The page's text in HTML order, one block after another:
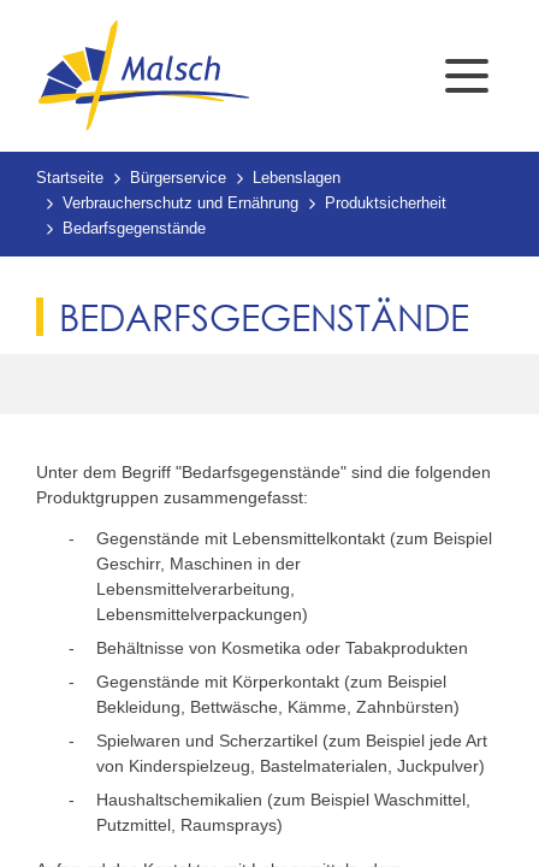
Startseite Bürgerservice
Lebenslagen
Verbraucherschutz und Ernährung
Produktsicherheit
Bedarfsgegenstände
BEDARFSGEGENSTÄNDE
Unter dem Begriff "Bedarfsgegenstände" sind die folgenden
Produktgruppen zusammengefasst:
Gegenstände mit Lebensmittelkontakt (zum Beispiel
Geschirr, Maschinen in der
Lebensmittelverarbeitung,
Lebensmittelverpackungen)
Behältnisse von Kosmetika oder Tabakprodukten
Gegenstände mit Körperkontakt (zum Beispiel
Bekleidung, Bettwäsche, Kämme, Zahnbürsten)
Spielwaren und Scherzartikel (zum Beispiel jede Art
von Kinderspielzeug, Bastelmaterialen, Juckpulver)
Haushaltschemikalien (zum Beispiel Waschmittel,
Putzmittel, Raumsprays)